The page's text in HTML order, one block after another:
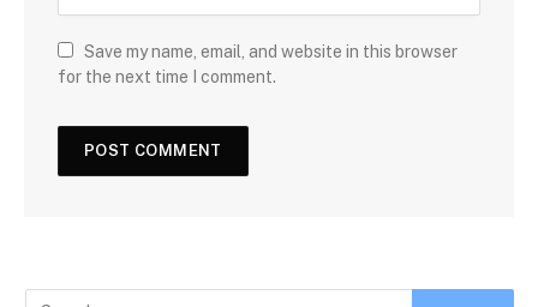
Save my name, email, and website in this browser
for the next time I comment.